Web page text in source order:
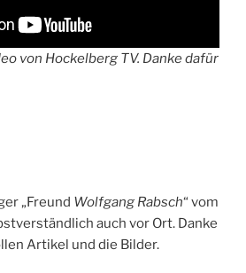
von Hockelberg TV. Danke dafür
„Freund Wolfgang Rabsch“ vom
auch vor Ort. Danke
Artikel und die Bilder.